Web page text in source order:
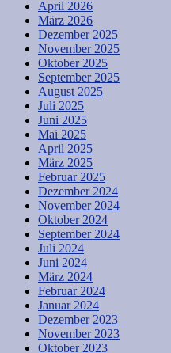
April 2026
März 2026
Dezember 2025
November 2025
Oktober 2025
September 2025
August 2025
Juli 2025
Juni 2025
Mai 2025
April 2025
März 2025
Februar 2025
Dezember 2024
November 2024
Oktober 2024
September 2024
Juli 2024
Juni 2024
März 2024
Februar 2024
Januar 2024
Dezember 2023
November 2023
Oktober 2023